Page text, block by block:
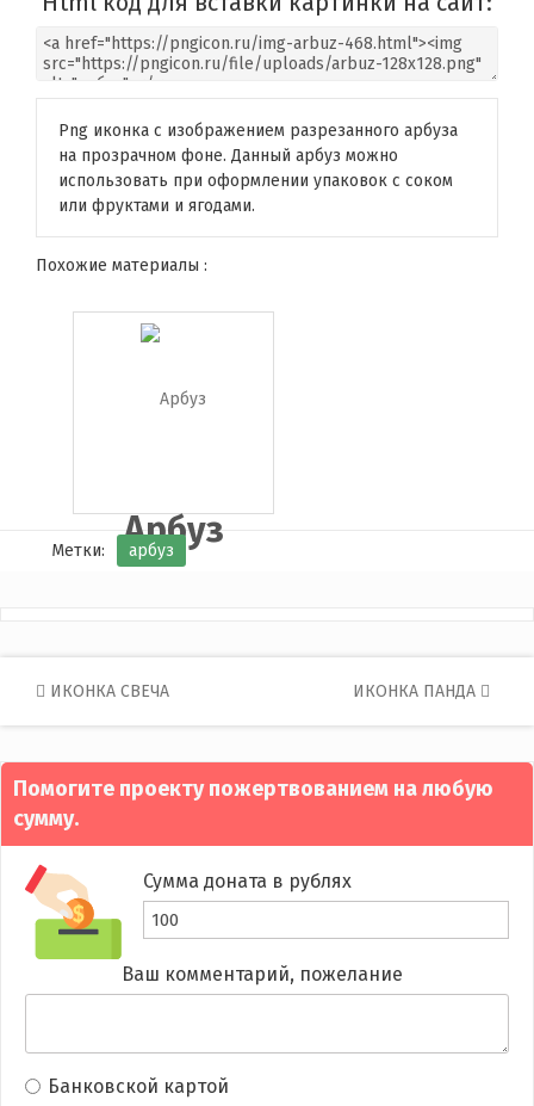
Png иконка с изображением разрезанного арбуза
на прозрачном фоне. Данный арбуз можно
использовать при оформлении упаковок с соком
или фруктами и ягодами.
Похожие материалы :
Арбуз
Метки: арбуз
Post
navigation
ИКОНКА СВЕЧА ИКОНКА ПАНДА
Помогите проекту пожертвованием на любую
сумму.
Сумма доната в рублях
Ваш комментарий, пожелание
Банковской картой